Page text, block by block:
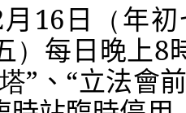
月 16日 （年
） 每日晚上8
” 、 “立法會